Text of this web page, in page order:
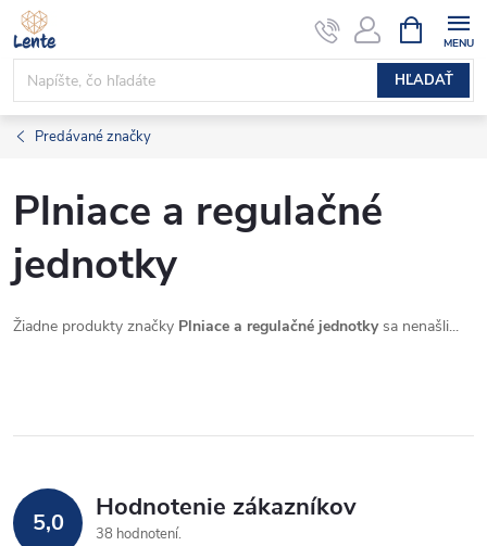
Prejsť
na
obsah
HĽADAŤ
KOŠÍK
Predávané značky
Plniace a regulačné
jednotky
Žiadne produkty značky Plniace a regulačné jednotkysa nenašli...
5,0 Hodnotenie zákazníkov
38 hodnotení